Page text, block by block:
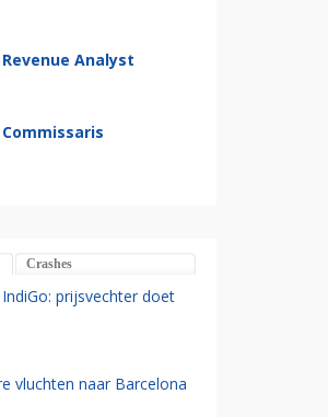
Revenue Analyst
Commissaris
Crashes
prijsvechter doet
vluchten naar Barcelona